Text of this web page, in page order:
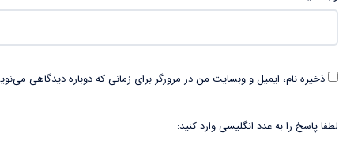
ذخیره نام، ایمیل و وبسایت من در مرورگر برای زمانی که دوباره دیدگاهی
لطفا پاسخ را به عدد انگلیسی وارد کنید: